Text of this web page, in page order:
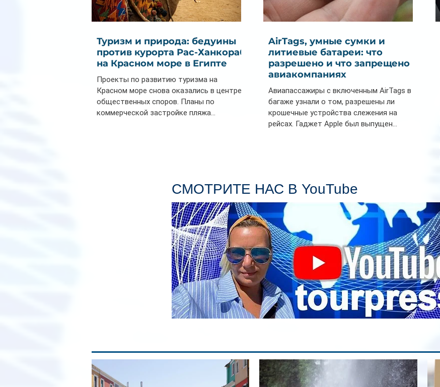
Туризм и природа: бедуины
против курорта Рас-Ханкораб
на Красном море в Египте
Проекты по развитию туризма на
Красном море снова оказались в центре
общественных споров. Планы по
коммерческой застройке пляжа...
AirTags, умные сумки и
литиевые батареи: что
разрешено и что запрещено в
авиакомпаниях
Авиапассажиры с включенным AirTags в
багаже узнали о том, разрешены ли
крошечные устройства слежения на
рейсах. Гаджет Apple был выпущен...
СМОТРИТЕ НАС В YouTube